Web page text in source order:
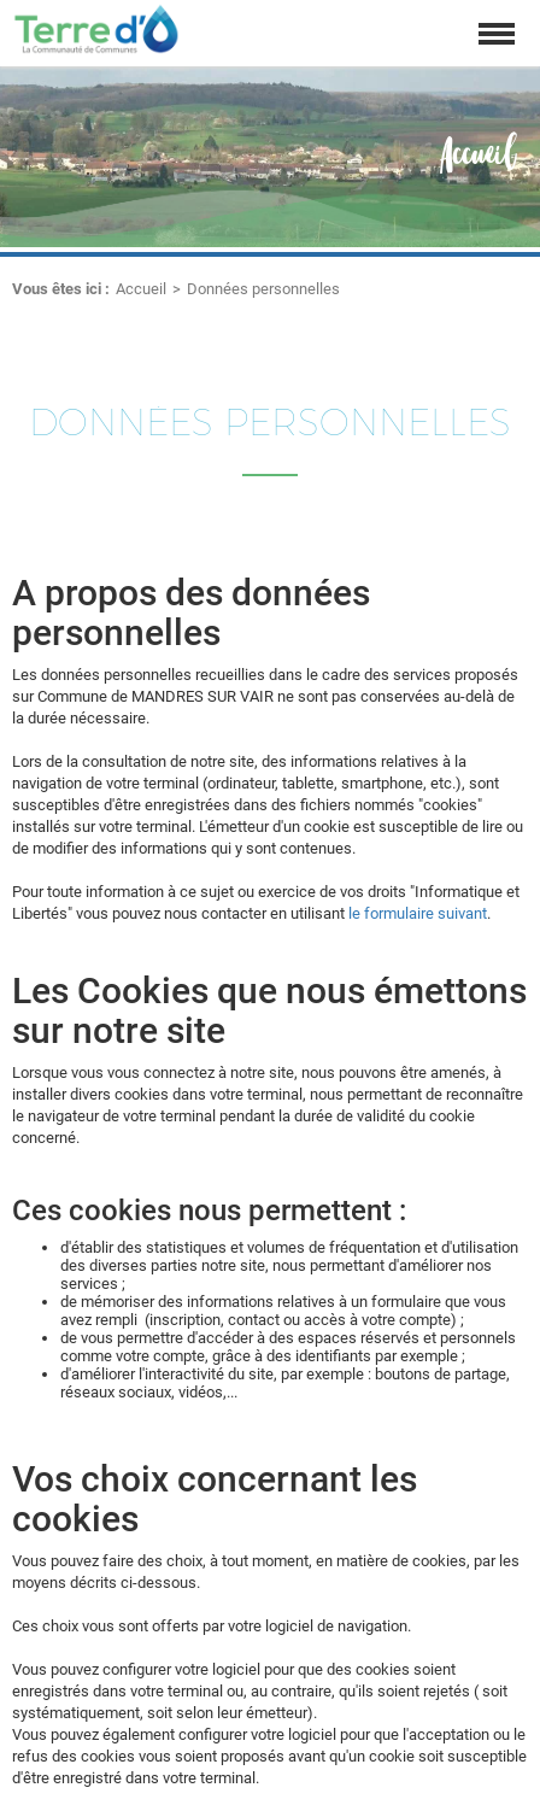
Accueil
Vous êtes ici : Accueil Données personnelles
DONNÉES PERSONNELLES
A propos des données
personnelles
Les données personnelles recueillies dans le cadre des services proposés
sur Commune de MANDRES SUR VAIR ne sont pas conservées au-delà de
la durée nécessaire.
Lors de la consultation de notre site, des informations relatives à la
navigation de votre terminal (ordinateur, tablette, smartphone, etc.), sont
susceptibles d'être enregistrées dans des fichiers nommés "cookies"
installés sur votre terminal. L'émetteur d'un cookie est susceptible de lire ou
de modifier des informations qui y sont contenues.
Pour toute information à ce sujet ou exercice de vos droits "Informatique et
Libertés" vous pouvez nous contacter en utilisant le formulaire suivant.
Les Cookies que nous émettons
sur notre site
Lorsque vous vous connectez à notre site, nous pouvons être amenés, à
installer divers cookies dans votre terminal, nous permettant de reconnaître
le navigateur de votre terminal pendant la durée de validité du cookie
concerné.
Ces cookies nous permettent :
d'établir des statistiques et volumes de fréquentation et d'utilisation
des diverses parties notre site, nous permettant d'améliorer nos
services ;
de mémoriser des informations relatives à un formulaire que vous
avez rempli (inscription, contact ou accès à votre compte) ;
de vous permettre d'accéder à des espaces réservés et personnels
comme votre compte, grâce à des identifiants par exemple ;
d'améliorer l'interactivité du site, par exemple : boutons de partage,
réseaux sociaux, vidéos,...
Vos choix concernant les
cookies
Vous pouvez faire des choix, à tout moment, en matière de cookies, par les
moyens décrits ci-dessous.
Ces choix vous sont offerts par votre logiciel de navigation.
Vous pouvez configurer votre logiciel pour que des cookies soient
enregistrés dans votre terminal ou, au contraire, qu'ils soient rejetés ( soit
systématiquement, soit selon leur émetteur).
Vous pouvez également configurer votre logiciel pour que l'acceptation ou le
refus des cookies vous soient proposés avant qu'un cookie soit susceptible
d'être enregistré dans votre terminal.